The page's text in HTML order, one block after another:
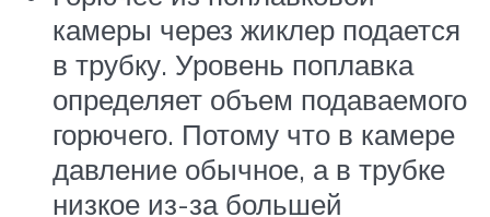
камеры через жиклер подается
в трубку. Уровень поплавка
определяет объем подаваемого
горючего. Потому что в камере
давление обычное, а в трубке
низкое из-за большей